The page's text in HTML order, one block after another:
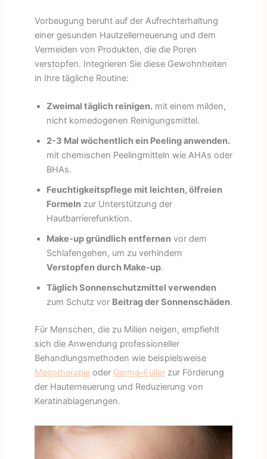
Vorbeugung beruht auf der Aufrechterhaltung
einer gesunden Hautzellerneuerung und dem
Vermeiden von Produkten, die die Poren
verstopfen. Integrieren Sie diese Gewohnheiten
in Ihre tägliche Routine:
Zweimal täglich reinigen.mit einem milden,
nicht komedogenen Reinigungsmittel.
2-3 Mal wöchentlich ein Peeling anwenden.
mit chemischen Peelingmitteln wie AHAs oder
BHAs.
Feuchtigkeitspflege mit leichten, ölfreien
Formelnzur Unterstützung der
Hautbarrierefunktion.
Make-up gründlich entfernenvor dem
Schlafengehen, um zu verhindern
Verstopfen durch Make-up.
Täglich Sonnenschutzmittel verwenden
zum Schutz vor Beitrag der Sonnenschäden.
Für Menschen, die zu Milien neigen, empfiehlt
sich die Anwendung professioneller
Behandlungsmethoden wie beispielsweise
Mesotherapieoder Derma-Füllerzur Förderung
der Hauterneuerung und Reduzierung von
Keratinablagerungen.